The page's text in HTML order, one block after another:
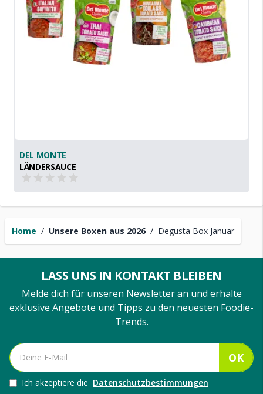
Home / Unsere Boxen aus 2026 / Degusta Box Januar
DEL MONTE
LÄNDERSAUCE
LASS UNS IN KONTAKT BLEIBEN
Melde dich für unseren Newsletter an und erhalte
exklusive Angebote und Tipps zu den neuesten Foodie-
Trends.
OK
Ich akzeptiere die Datenschutzbestimmungen